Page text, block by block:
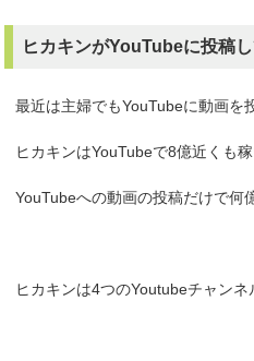
ヒカキンがYouTubeに投稿
最近は主婦でもYouTubeに動画を
ヒカキンはYouTubeで8億近くも稼
YouTubeへの動画の投稿だけで何
ヒカキンは4つのYoutubeチャン